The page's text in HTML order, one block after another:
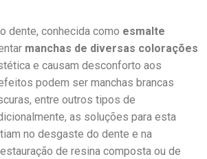
dente, conhecida como esmalte
manchas de diversas colorações
e causam desconforto aos
podem ser manchas brancas
entre outros tipos de
as soluções para esta
no desgaste do dente e na
de resina composta ou de